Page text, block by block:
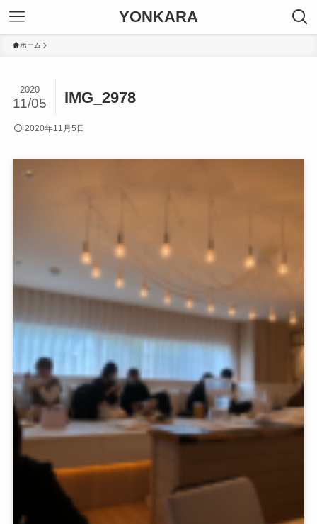
YONKARA
ホーム
IMG_2978
2020
11/05
2020年11月5日